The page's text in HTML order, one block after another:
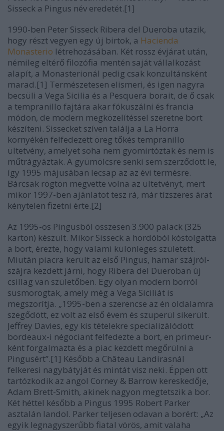
Sisseck a Pingus név eredetét.[1]
1990-ben Peter Sisseck Ribera del Dueroba utazik,
hogy részt vegyen egy új birtok, a Hacienda
Monasterio létrehozásában. Két rossz évjárat után,
némileg eltérő filozófia mentén saját vállalkozást
alapít, a Monasterionál pedig csak konzultánsként
marad.[1] Természetesen elismeri, és igen nagyra
becsüli a Vega Sicilia és a Pesquera borait, de ő csak
a tempranillo fajtára akar fókuszálni és francia
módon, de modern megközelítéssel szeretne bort
készíteni. Sissecket szíven találja a La Horra
környékén felfedezett öreg tőkés tempranillo
ültetvény, amelyet soha nem gyomirtóztak és nem is
műtrágyáztak. A gyümölcsre senki sem szerződött le,
így 1995 májusában lecsap az az évi termésre.
Bárcsak rögtön megvette volna az ültetvényt, mert
mikor 1997-ben ajánlatot tesz rá, már tízszeres árat
kénytelen fizetni érte.[2]
Az 1995-ös Pingusból összesen 3.900 palack (325
karton) készült. Mikor Sisseck a hordóból kóstolgatta
a bort, érezte, hogy valami különleges született.
Miután piacra került az első Pingus, hamar szájról-
szájra kezdett járni, hogy Ribera del Dueroban új
csillag van születőben. Egy olyan modern borról
susmorogtak, amely még a Vega Siciliát is
megszorítja. „1995-ben a szerencse az én oldalamra
szegődött, ez volt az első évem és szuperül sikerült.
Jeffrey Davies, egy kis tételekre specializálódott
bordeaux-i négociant felfedezte a bort, en primeur-
ként forgalmazta és a piac kezdett megőrülni a
Pingusért”.[1] Később a Château Landirasnál
felkeresi nagybátyját és mintát visz neki. Éppen ott
tartózkodik az angol Corney & Barrow kereskedője,
Adam Brett-Smith, akinek nagyon megtetszik a bor.
Két héttel később a Pingus 1995 Robert Parker
asztalán landol. Parker teljesen odavan a borért: „Az
egyik legnagyszerűbb fiatal vörös, amit valaha